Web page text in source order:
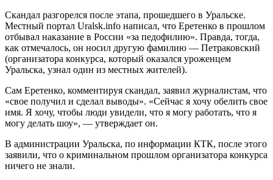
Скандал разгорелся после этапа, прошедшего в Уральске.
Местный портал Uralsk.info написал, что Еретенко в прошлом
отбывал наказание в России «за педофилию». Правда, тогда,
как отмечалось, он носил другую фамилию — Петраковский
(организатора конкурса, который оказался уроженцем
Уральска, узнал один из местных жителей).
Сам Еретенко, комментируя скандал, заявил журналистам, что
«свое получил и сделал выводы». «Сейчас я хочу обелить свое
имя. Я хочу, чтобы люди увидели, что я могу работать, что я
могу делать шоу», — утверждает он.
В администрации Уральска, по информации КТК, после этого
заявили, что о криминальном прошлом организатора конкурса
ничего не знали.